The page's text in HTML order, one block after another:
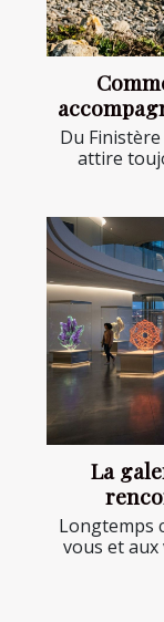
Du
attire
La
Longtemps
vous et